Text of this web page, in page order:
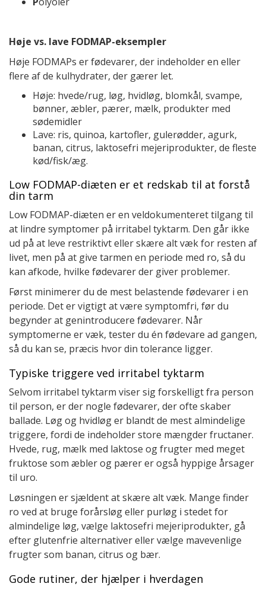
Høje vs. lave FODMAP-eksempler
Høje FODMAPs er fødevarer, der indeholder en eller
flere af de kulhydrater, der gærer let.
Høje: hvede/rug, løg, hvidløg, blomkål, svampe,
bønner, æbler, pærer, mælk, produkter med
sødemidler
Lave: ris, quinoa, kartofler, gulerødder, agurk,
banan, citrus, laktosefri mejeriprodukter, de fleste
kød/fisk/æg.
Low FODMAP-diæten er et redskab til at forstå
din tarm
Low FODMAP-diæten er en veldokumenteret tilgang til
at lindre symptomer på irritabel tyktarm. Den går ikke
ud på at leve restriktivt eller skære alt væk for resten af
livet, men på at give tarmen en periode med ro, så du
kan afkode, hvilke fødevarer der giver problemer.
Først minimerer du de mest belastende fødevarer i en
periode. Det er vigtigt at være symptomfri, før du
begynder at genintroducere fødevarer. Når
symptomerne er væk, tester du én fødevare ad gangen,
så du kan se, præcis hvor din tolerance ligger.
Typiske triggere ved irritabel tyktarm
Selvom irritabel tyktarm viser sig forskelligt fra person
til person, er der nogle fødevarer, der ofte skaber
ballade. Løg og hvidløg er blandt de mest almindelige
triggere, fordi de indeholder store mængder fructaner.
Hvede, rug, mælk med laktose og frugter med meget
fruktose som æbler og pærer er også hyppige årsager
til uro.
Løsningen er sjældent at skære alt væk. Mange finder
ro ved at bruge forårsløg eller purløg i stedet for
almindelige løg, vælge laktosefri mejeriprodukter, gå
efter glutenfrie alternativer eller vælge mavevenlige
frugter som banan, citrus og bær.
Gode rutiner, der hjælper i hverdagen